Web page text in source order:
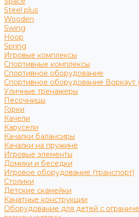
Steel plus
Wooden
Swing
Hoop
Spring
Игровые комплексы
Спортивные комплексы
Спортивное оборудование
Спортивное оборудование Воркаут
Уличные тренажеры
Песочницы
Горки
Качели
Карусели
Качалки балансиры
Качалки на пружине
Игровые элементы
Домики и беседки
Игровое оборудование (транспорт)
Столики
Детские скамейки
Канатные конструкции
Оборудование для детей с